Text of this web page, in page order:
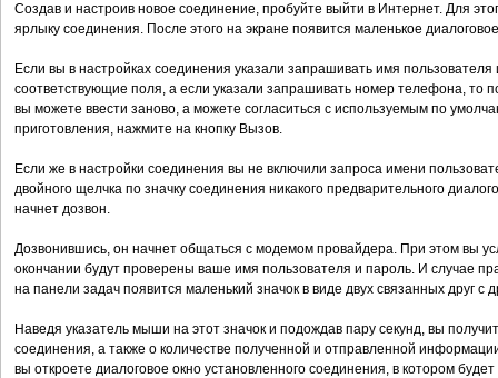
Создав и настроив новое соединение, пробуйте выйти в Интернет. Для
ярлыку соединения. После этого на экране появится маленькое
Если вы в настройках соединения указали запрашивать имя
соответствующие поля, а если указали запрашивать номер телефона, то
вы можете ввести заново, а можете согласиться с используемым по
приготовления, нажмите на кнопку Вызов.
Если же в настройки соединения вы не включили запроса имени
двойного щелчка по значку соединения никакого предварительного
начнет дозвон.
Дозвонившись, он начнет общаться с модемом провайдера. При этом вы
окончании будут проверены ваше имя пользователя и пароль. И случае
на панели задач появится маленький значок в виде двух связанных друг с
Наведя указатель мыши на этот значок и подождав пару секунд, вы
соединения, а также о количестве полученной и отправленной
вы откроете диалоговое окно установленного соединения, в котором